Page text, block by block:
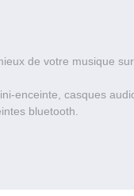
de votre musique sur
enceinte, casques
bluetooth.